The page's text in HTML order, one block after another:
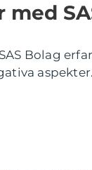
med
Bolag